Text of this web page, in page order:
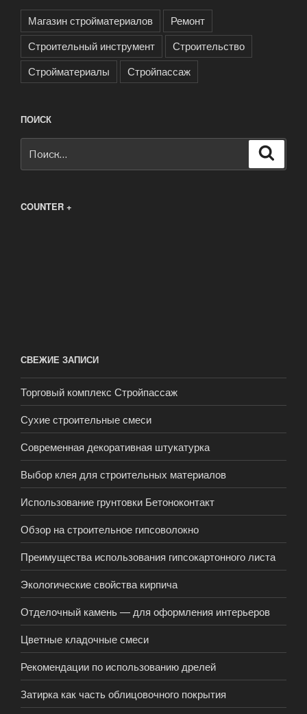
Магазин стройматериалов
Ремонт
Строительный инструмент
Строительство
Стройматериалы
Стройпассаж
ПОИСК
COUNTER +
СВЕЖИЕ ЗАПИСИ
Торговый комплекс Стройпассаж
Сухие строительные смеси
Современная декоративная штукатурка
Выбор клея для строительных материалов
Использование грунтовки Бетоноконтакт
Обзор на строительное гипсоволокно
Преимущества использования гипсокартонного листа
Экологические свойства кирпича
Отделочный камень — для оформления интерьеров
Цветные кладочные смеси
Рекомендации по использованию дрелей
Затирка как часть облицовочного покрытия